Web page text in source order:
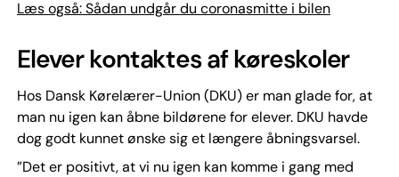
Læs også: Sådan undgår du coronasmitte i bilen
Elever kontaktes af køreskoler
Hos Dansk Kørelærer-Union (DKU) er man glade for, at
man nu igen kan åbne bildørene for elever. DKU havde
dog godt kunnet ønske sig et længere åbningsvarsel.
”Det er positivt, at vi nu igen kan komme i gang med